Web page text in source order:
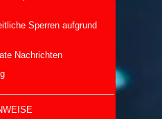
Sperren aufgrund
Nachrichten